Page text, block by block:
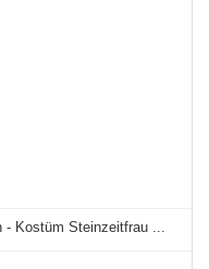
Kostüm Steinzeitfrau ...